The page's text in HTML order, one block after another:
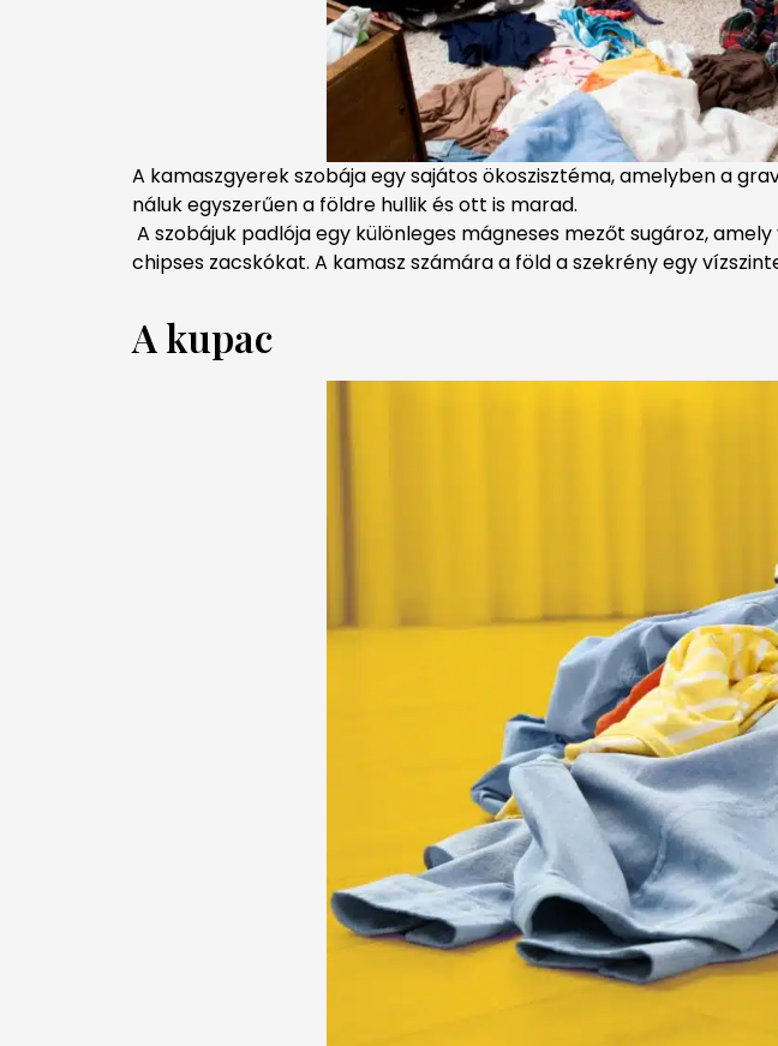
A kamaszgyerek szobája egy sajátos ökoszisztéma, amelyben a
náluk egyszerűen a földre hullik és ott is marad.
A szobájuk padlója egy különleges mágneses mezőt sugároz,
chipses zacskókat. A kamasz számára a föld a szekrény egy
A kupac